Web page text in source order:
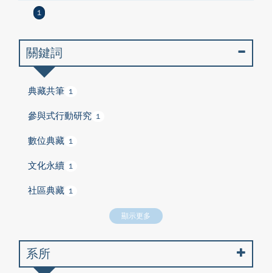
1
關鍵詞
典藏共筆 1
參與式行動研究 1
數位典藏 1
文化永續 1
社區典藏 1
顯示更多
系所